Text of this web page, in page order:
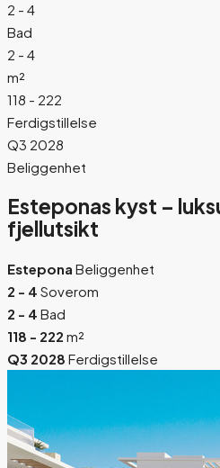
2 - 4
Bad
2 - 4
m²
118 - 222
Ferdigstillelse
Q3 2028
Beliggenhet
Esteponas kyst –
fjellutsikt
Estepona Beliggenhet
2 - 4 Soverom
2 - 4 Bad
118 - 222 m²
Q3 2028 Ferdigstillelse